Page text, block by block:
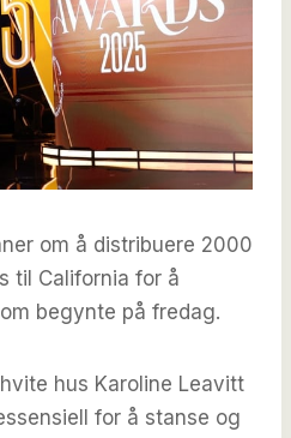
om å distribuere 2000
til California for å
begynte på fredag.
hus Karoline Leavitt
for å stanse og